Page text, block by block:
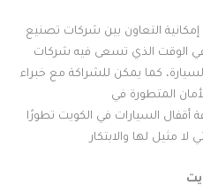
التعاون بين شركات تصنيع
في الوقت الذي تسعى فيه شركات
كما يمكن للشراكة مع خبراء
المتطورة في
السيارات في الكويت تطورًا
لا مثيل لها والابتكار